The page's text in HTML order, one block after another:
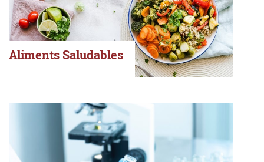
Aliments Saludables